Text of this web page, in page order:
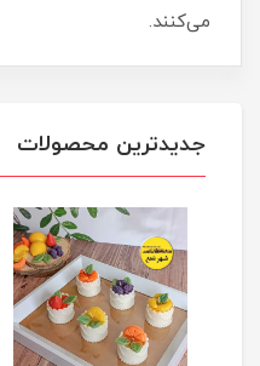
می‌کنند.
جدیدترین محصولات